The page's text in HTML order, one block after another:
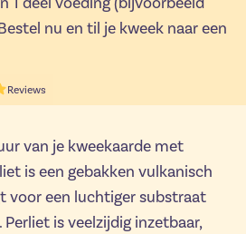
nu en til je kweek naar een
Reviews
van je kweekaarde met
is een gebakken vulkanisch
voor een luchtiger substraat
is veelzijdig inzetbaar,